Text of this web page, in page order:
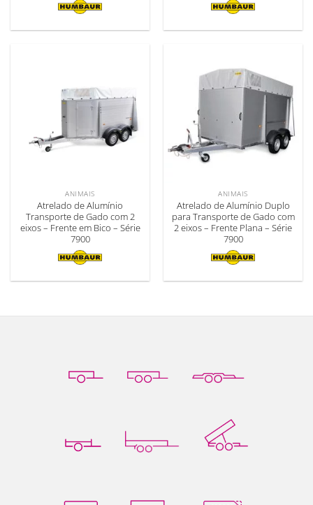
ANIMAIS
Atrelado de Alumínio
Transporte de Gado com 2
eixos – Frente em Bico – Série
7900
ANIMAIS
Atrelado de Alumínio Duplo
para Transporte de Gado com
2 eixos – Frente Plana – Série
7900